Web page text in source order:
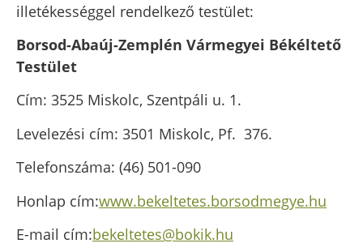
illetékességgel rendelkező testület:
Borsod-Abaúj-Zemplén Vármegyei Békéltető
Testület
Cím: 3525 Miskolc, Szentpáli u. 1.
Levelezési cím: 3501 Miskolc, Pf. 376.
Telefonszáma: (46) 501-090
Honlap cím:www.bekeltetes.borsodmegye.hu
E-mail cím:bekeltetes@bokik.hu